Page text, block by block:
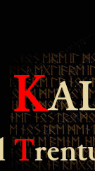
K
T